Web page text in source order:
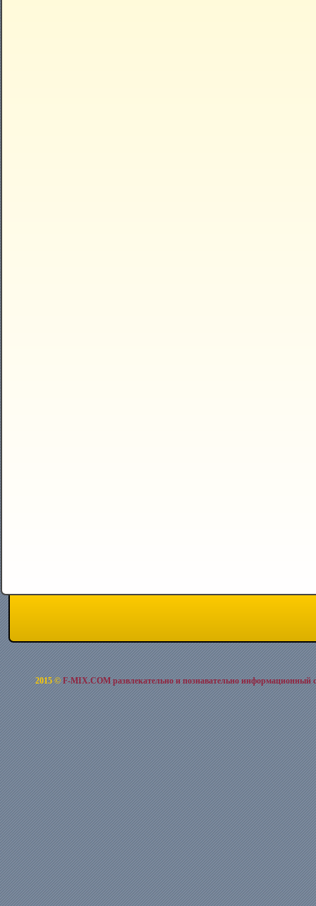
2015 ©F-MIX.COM развлекательно и познавательно информационный